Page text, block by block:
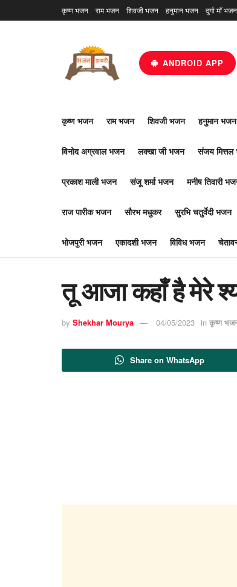
कृष्ण भजन राम भजन शिवजी भजन हनुमान भजन दुर्गा माँ भजन
ANDROID APP
कृष्ण भजन राम भजन शिवजी भजन हनुमान भजन
विनोद अग्रवाल भजन लक्खा जी भजन संजय
प्रकाश माली भजन संजू शर्मा भजन मनीष तिवारी
राज पारीक भजन सौरभ मधुकर सुरभि चतुर्वेदी भजन
भोजपुरी भजन एकादशी भजन विविध भजन
तू आजा कहाँ है मेरे
by Shekhar Mourya 04/05/2023 in कृष्ण
Share on WhatsApp